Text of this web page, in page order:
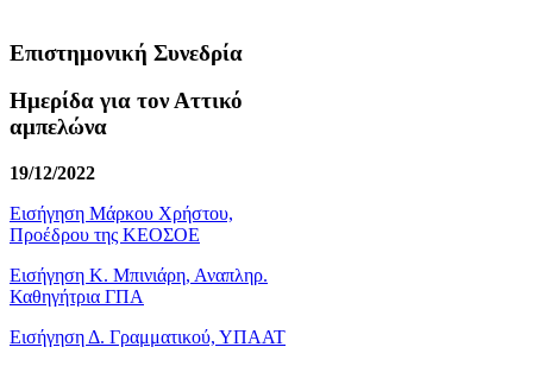
Επιστημονική Συνεδρία
Ημερίδα για τον Αττικό
αμπελώνα
19/12/2022
Εισήγηση Μάρκου Χρήστου,
Προέδρου της ΚΕΟΣΟΕ
Εισήγηση Κ. Μπινιάρη, Αναπληρ.
Καθηγήτρια ΓΠΑ
Εισήγηση Δ. Γραμματικού, ΥΠΑΑΤ